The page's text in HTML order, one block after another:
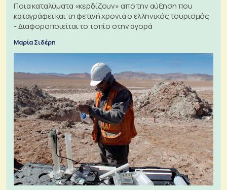
Ποια καταλύματα «κερδίζουν» από την αύξηση που
καταγράφει και τη φετινή χρονιά ο ελληνικός τουρισμός
- Διαφοροποιείται το τοπίο στην αγορά
Μαρία Σιδέρη